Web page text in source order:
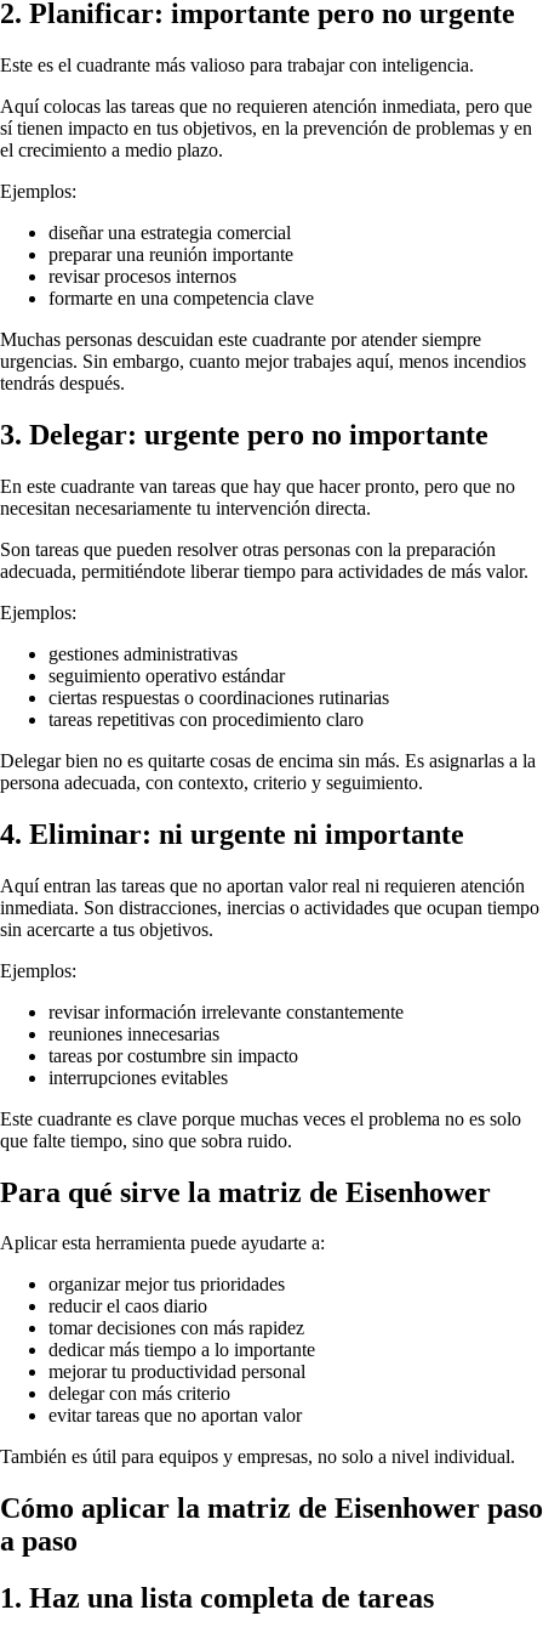
2. Planificar: importante pero no urgente
Este es el cuadrante más valioso para trabajar con inteligencia.
Aquí colocas las tareas que no requieren atención inmediata, pero que
sí tienen impacto en tus objetivos, en la prevención de problemas y en
el crecimiento a medio plazo.
Ejemplos:
diseñar una estrategia comercial
preparar una reunión importante
revisar procesos internos
formarte en una competencia clave
Muchas personas descuidan este cuadrante por atender siempre
urgencias. Sin embargo, cuanto mejor trabajes aquí, menos incendios
tendrás después.
3. Delegar: urgente pero no importante
En este cuadrante van tareas que hay que hacer pronto, pero que no
necesitan necesariamente tu intervención directa.
Son tareas que pueden resolver otras personas con la preparación
adecuada, permitiéndote liberar tiempo para actividades de más valor.
Ejemplos:
gestiones administrativas
seguimiento operativo estándar
ciertas respuestas o coordinaciones rutinarias
tareas repetitivas con procedimiento claro
Delegar bien no es quitarte cosas de encima sin más. Es asignarlas a la
persona adecuada, con contexto, criterio y seguimiento.
4. Eliminar: ni urgente ni importante
Aquí entran las tareas que no aportan valor real ni requieren atención
inmediata. Son distracciones, inercias o actividades que ocupan tiempo
sin acercarte a tus objetivos.
Ejemplos:
revisar información irrelevante constantemente
reuniones innecesarias
tareas por costumbre sin impacto
interrupciones evitables
Este cuadrante es clave porque muchas veces el problema no es solo
que falte tiempo, sino que sobra ruido.
Para qué sirve la matriz de Eisenhower
Aplicar esta herramienta puede ayudarte a:
organizar mejor tus prioridades
reducir el caos diario
tomar decisiones con más rapidez
dedicar más tiempo a lo importante
mejorar tu productividad personal
delegar con más criterio
evitar tareas que no aportan valor
También es útil para equipos y empresas, no solo a nivel individual.
Cómo aplicar la matriz de Eisenhower paso
a paso
1. Haz una lista completa de tareas